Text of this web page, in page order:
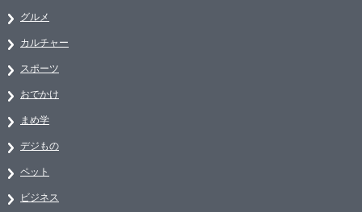
グルメ
カルチャー
スポーツ
おでかけ
まめ学
デジもの
ペット
ビジネス